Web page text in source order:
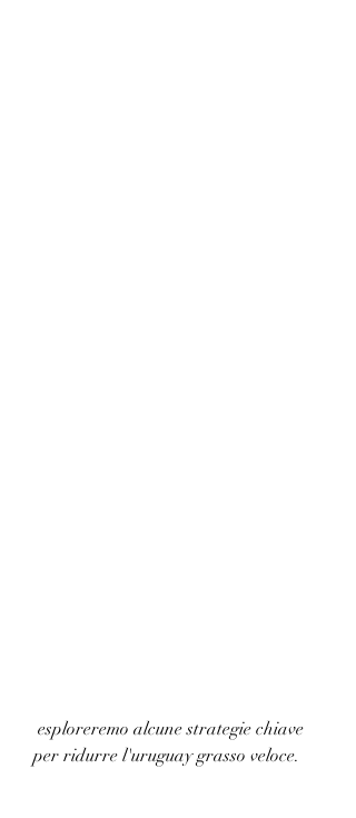
per ridurre l'uruguay grasso veloce.